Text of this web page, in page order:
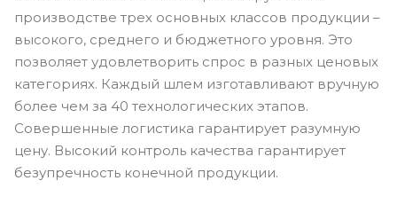
производстве трех основных классов продукции –
высокого, среднего и бюджетного уровня. Это
позволяет удовлетворить спрос в разных ценовых
категориях. Каждый шлем изготавливают вручную
более чем за 40 технологических этапов.
Совершенные логистика гарантирует разумную
цену. Высокий контроль качества гарантирует
безупречность конечной продукции.